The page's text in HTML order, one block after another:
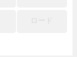
ロード